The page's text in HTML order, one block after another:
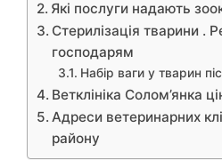
Які послуги надають
Стерилізація тварини .
господарям
Набір ваги у тварин
Ветклініка Солом’янка
Адреси ветеринарних
району